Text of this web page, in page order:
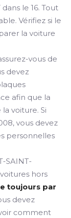
le 16. Tout
Vérifiez si le
la voiture
vous de
devez
afin que la
voiture. Si
vous devez
personnelles
SAINT-
hors
toujours par
devez
comment